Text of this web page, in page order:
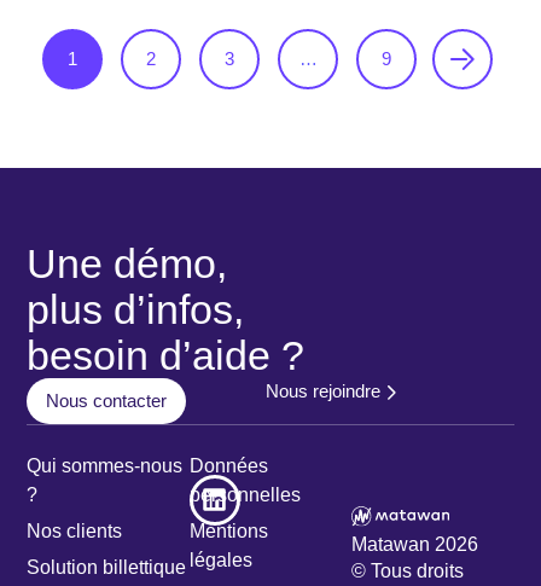
1 2 3 … 9
Une démo,
plus d’infos,
besoin d’aide ?
Nous contacter Nous rejoindre
Qui sommes-nous
?
Nos clients
Solution billettique
Données
personnelles
Mentions
légales
Matawan 2026
© Tous droits